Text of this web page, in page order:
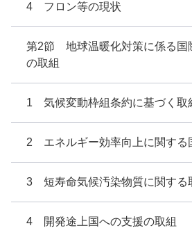
4 フロン等の現状
第2節 地球温暖化対策に係る国
の取組
1 気候変動枠組条約に基づく取
2 エネルギー効率向上に関する
3 短寿命気候汚染物質に関する
4 開発途上国への支援の取組